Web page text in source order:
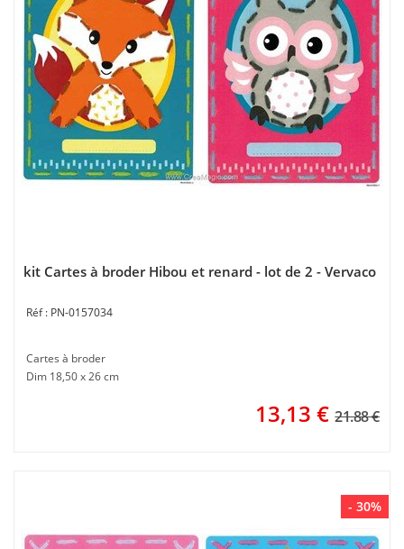
kit Cartes à broder Hibou et renard - lot de 2 - Vervaco
PN-0157034
Cartes à broder
Dim 18,50 x 26 cm
13,13 € 21.88 €
- 30%